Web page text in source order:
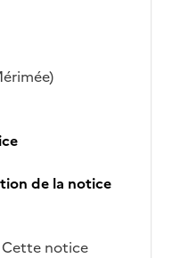
de la notice
notice